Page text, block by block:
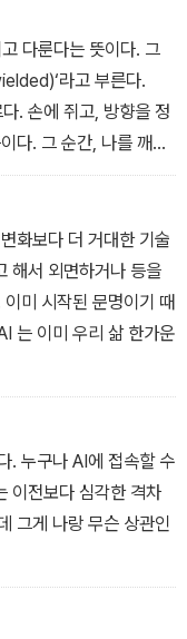
다룬다는 뜻이다. 그
라고 부른다.
. 손에 쥐고, 방향을 정
다. 그 순간, 나를 깨달
‘유저‘가 아니었다. 내
것이 아니라, 이 강력
살아가는 것이었다.
화보다 더 거대한 기술
해서 외면하거나 등을
미 시작된 문명이기 때
는 이미 우리 삶 한가운
. 누구나 AI에 접속할 수
이전보다 심각한 격차
그게 나랑 무슨 상관인